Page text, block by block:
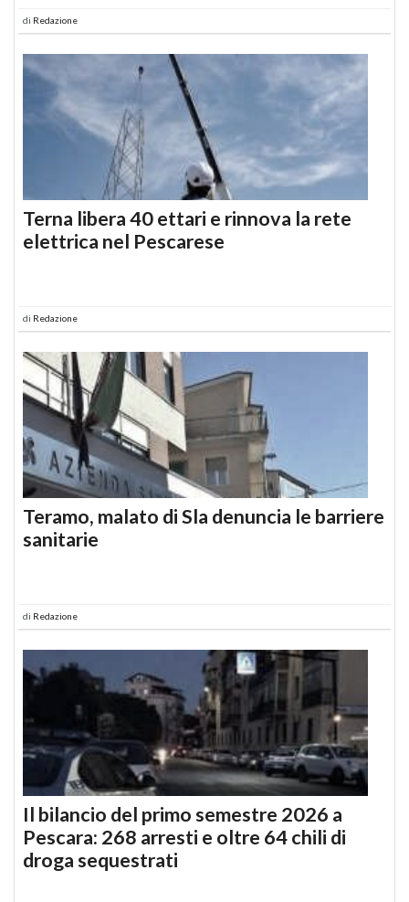
di Redazione
Terna libera 40 ettari e rinnova la rete
elettrica nel Pescarese
di Redazione
Teramo, malato di Sla denuncia le barriere
sanitarie
di Redazione
Il bilancio del primo semestre 2026 a
Pescara: 268 arresti e oltre 64 chili di
droga sequestrati